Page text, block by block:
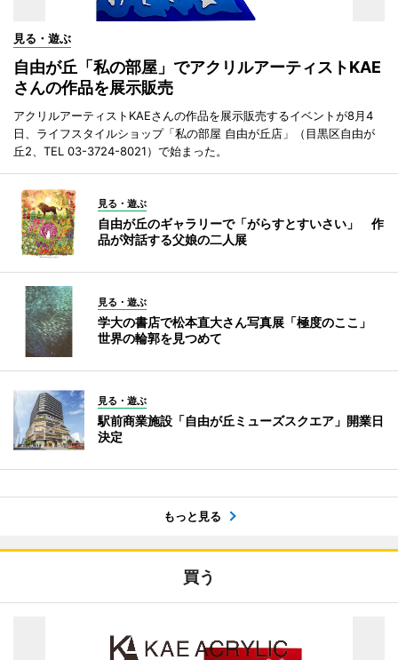
見る・遊ぶ
自由が丘「私の部屋」でアクリルアーティストKAE
さんの作品を展示販売
アクリルアーティストKAEさんの作品を展示販売するイベントが8月4
日、ライフスタイルショップ「私の部屋 自由が丘店」（目黒区自由が
丘2、TEL 03-3724-8021）で始まった。
見る・遊ぶ
自由が丘のギャラリーで「がらすとすいさい」 作
品が対話する父娘の二人展
見る・遊ぶ
学大の書店で松本直大さん写真展「極度のここ」
世界の輪郭を見つめて
見る・遊ぶ
駅前商業施設「自由が丘ミューズスクエア」開業日
決定
もっと見る
買う